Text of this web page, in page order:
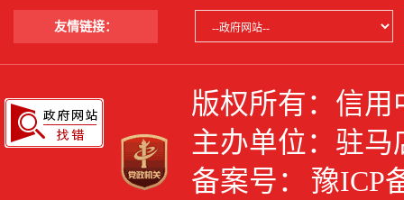
友情链接：
版权所有：信
主办单位：驻
备案号：
豫ICP